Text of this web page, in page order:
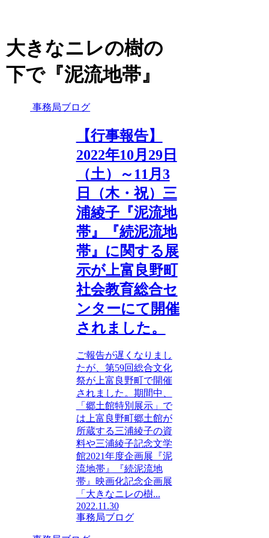
大きなニレの樹の
下で『泥流地帯』
事務局ブログ
【行事報告】
2022年10月29日
（土）～11月3
日（木・祝）三
浦綾子『泥流地
帯』『続泥流地
帯』に関する展
示が上富良野町
社会教育総合セ
ンターにて開催
されました。
ご報告が遅くなりまし
たが、第59回総合文化
祭が上富良野町で開催
されました。期間中、
「郷土館特別展示」で
は上富良野町郷土館が
所蔵する三浦綾子の資
料や三浦綾子記念文学
館2021年度企画展『泥
流地帯』『続泥流地
帯』映画化記念企画展
「大きなニレの樹...
2022.11.30
事務局ブログ